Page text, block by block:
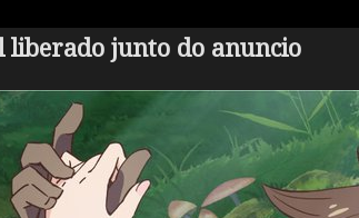
liberado junto do anuncio